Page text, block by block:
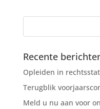
Recente
Opleiden in
Terugblik
Meld u nu aan voor